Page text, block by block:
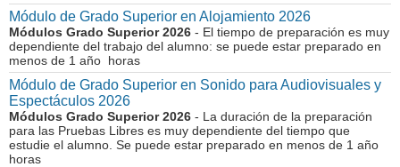
Módulo de Grado Superior en Alojamiento 2026
Módulos Grado Superior 2026 - El tiempo de preparación es muy
dependiente del trabajo del alumno: se puede estar preparado en
menos de 1 año horas
Módulo de Grado Superior en Sonido para Audiovisuales y
Espectáculos 2026
Módulos Grado Superior 2026 - La duración de la preparación
para las Pruebas Libres es muy dependiente del tiempo que
estudie el alumno. Se puede estar preparado en menos de 1 año
horas